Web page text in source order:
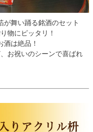
が舞い踊る銘酒のセット
物にピッタリ！
酒は絶品！
お祝いのシーンで喜ばれ